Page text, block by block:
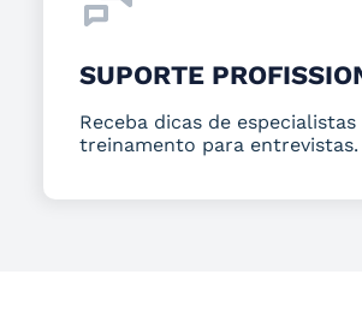
SUPORTE
Receba dicas de
treinamento para entrevistas.